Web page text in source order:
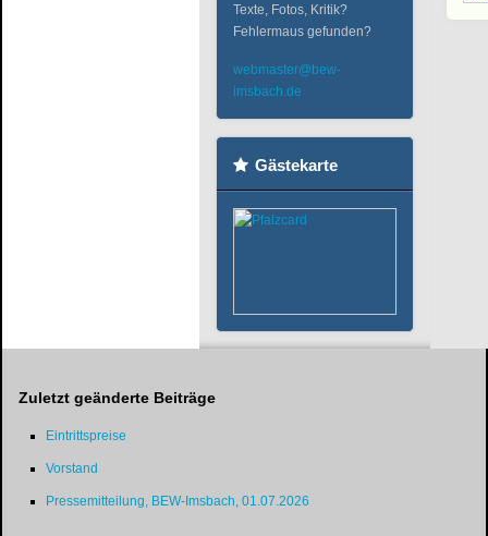
Texte, Fotos, Kritik?
Fehlermaus gefunden?
webmaster@bew-
imsbach.de
Gästekarte
Zuletzt geänderte Beiträge
Eintrittspreise
Vorstand
Pressemitteilung, BEW-Imsbach, 01.07.2026